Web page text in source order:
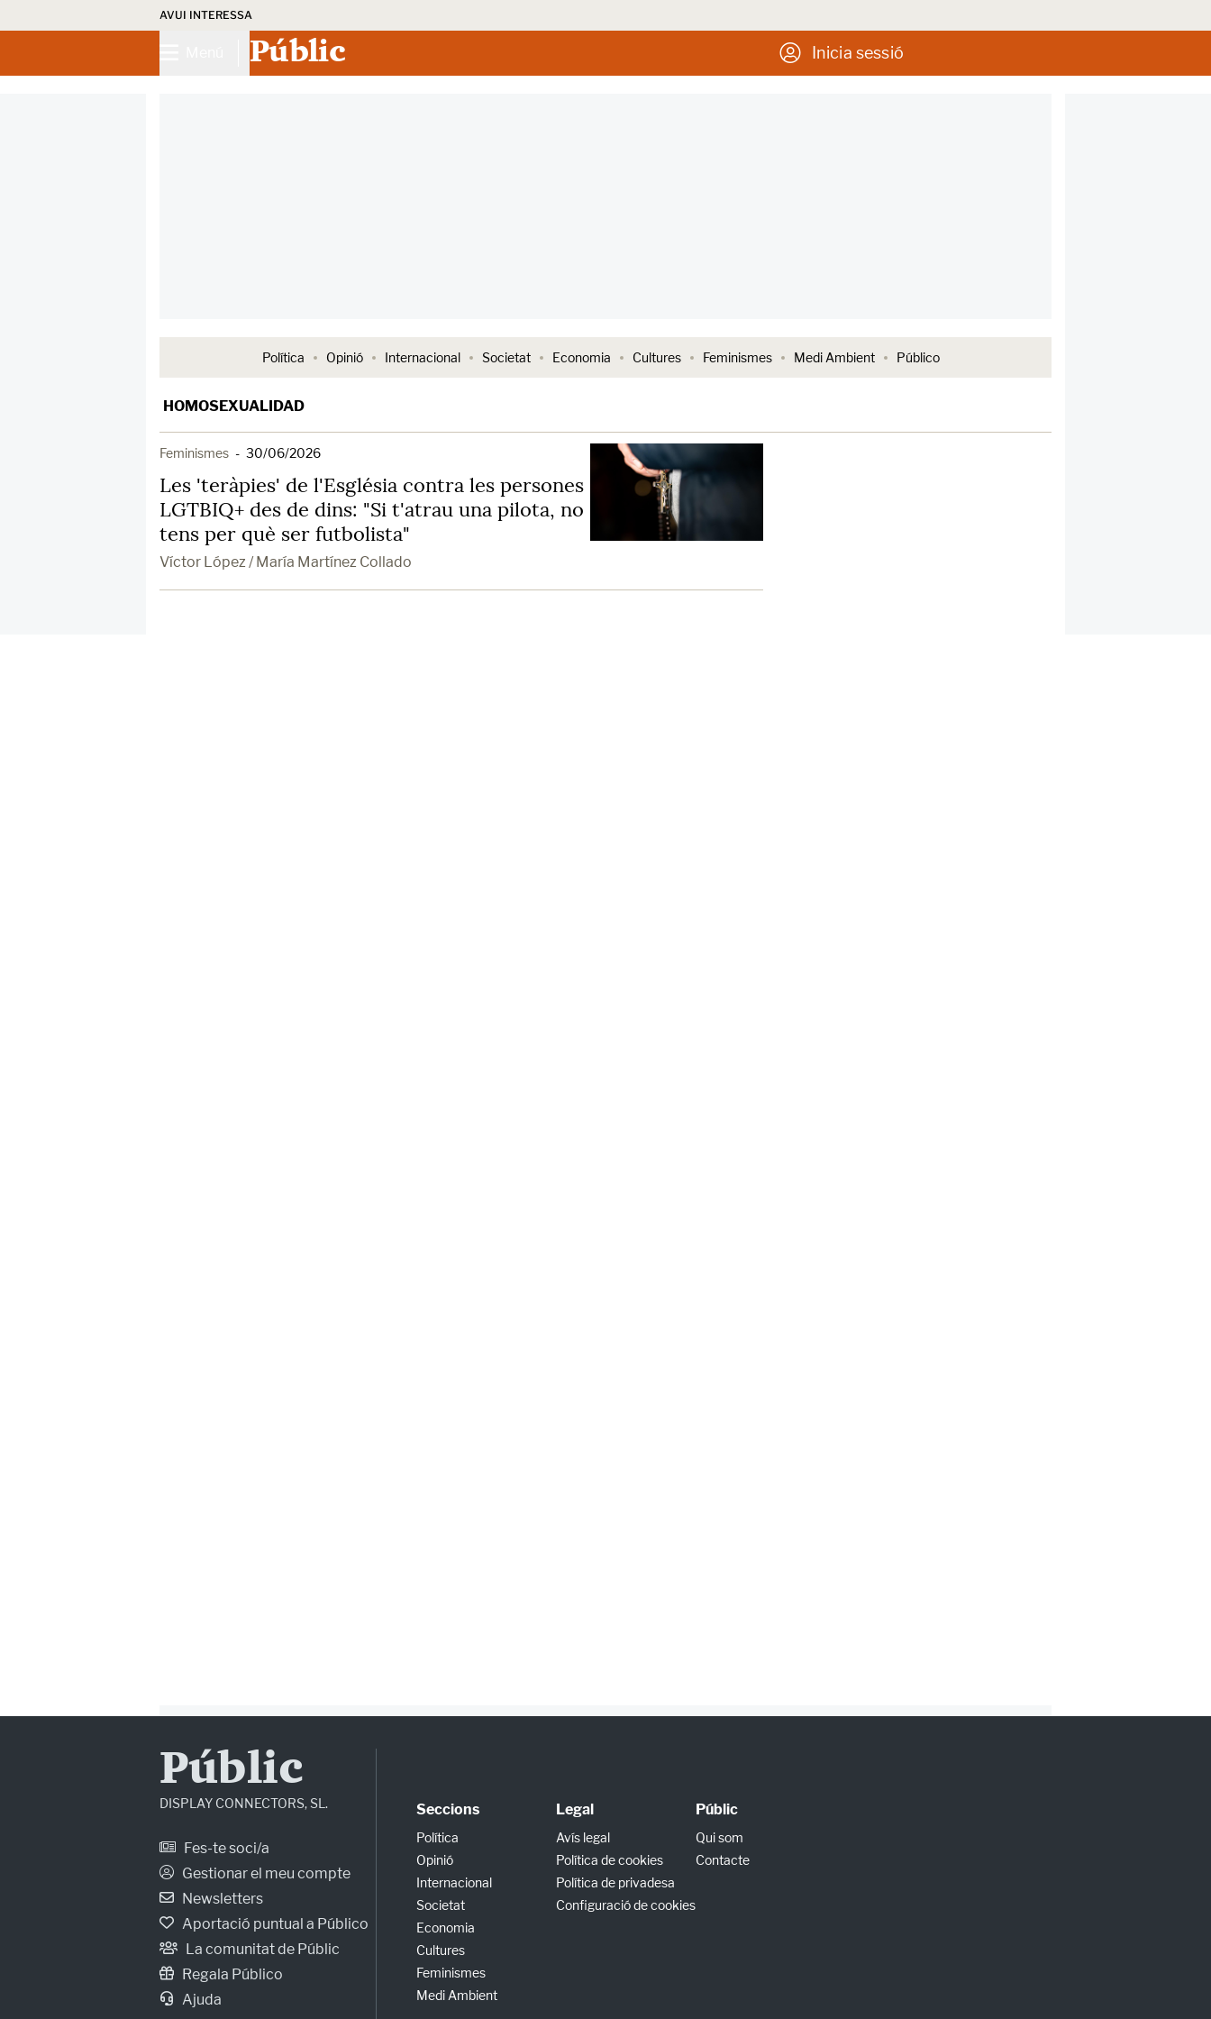
AVUI INTERESSA
Públic Inicia sessió
Política Opinió Internacional Societat Economia Cultures Feminismes Medi Ambient Público
HOMOSEXUALIDAD
Feminismes - 30/06/2026
Les 'teràpies' de l'Església contra les persones
LGTBIQ+ des de dins: "Si t'atrau una pilota, no
tens per què ser futbolista"
Víctor López / María Martínez Collado
Públic
DISPLAY CONNECTORS, SL.
Fes-te soci/a
Gestionar el meu compte
Newsletters
Aportació puntual a Público
La comunitat de Públic
Regala Público
Ajuda
Seccions
Política
Opinió
Internacional
Societat
Economia
Cultures
Feminismes
Medi Ambient
Legal
Avís legal
Política de cookies
Política de privadesa
Configuració de cookies
Públic
Qui som
Contacte